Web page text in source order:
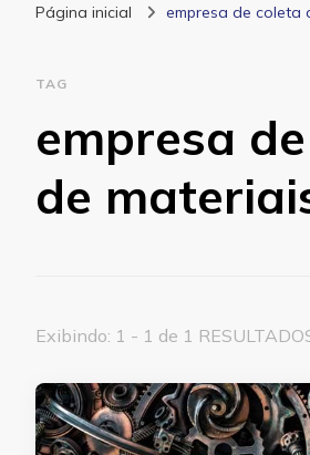
Página inicial empresa de coleta
TAG
empresa
de
Exibindo: 1 - 1 de 1